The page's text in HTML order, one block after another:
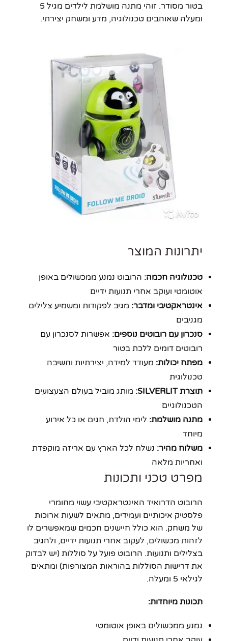
בטור מסודר. זוהי מתנה מושלמת לילדים מגיל 5
ומעלה שאוהבים טכנולוגיה, מדע ומשחק יצירתי.
יתרונות המוצר
טכנולוגיה חכמה: הרובוט נמנע ממכשולים באופן
אוטומטי ועוקב אחרי תנועות ידיים
אינטראקטיבי ומדבר: מגיב לפקודות ומשמיע צלילים
מגניבים
סנכרון עם רובוטים נוספים: אפשרות לסנכרון עם
רובוטים דומים ללכת בטור
מפתח יכולות: מעודד למידה, יצירתיות וחשיבה
טכנולוגית
תוצרת SILVERLIT:
מותג מוביל בעולם הצעצועים
הטכנולוגיים
מתנה מושלמת: לימי הולדת, חגים או כל אירוע
מיוחד
משלוח מהיר: נשלח לכל הארץ עם אריזה מוקפדת
ואחריות מלאה
מפרט טכני ותכונות
הרובוט הדרואיד האינטראקטיבי עשוי מחומרי
פלסטיק איכותיים ועמידים, מתאים לשעות ארוכות
של משחק. הוא כולל חיישנים חכמים שמאפשרים לו
לזהות מכשולים, לעקוב אחרי תנועות ידיים, ולהגיב
בצלילים ותנועות. הרובוט פועל על סוללות (יש לבדוק
את דרישות הסוללות בהוראות המצורפות) ומתאים
לגילאי 5 ומעלה.
תכונות מיוחדות:
נמנע ממכשולים באופן אוטומטי